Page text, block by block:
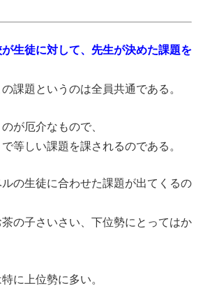
生徒に対して、先生が決めた課題を
課題というのは全員共通である。
が厄介なもので、
等しい課題を課されるのである。
の生徒に合わせた課題が出てくるの
茶の子さいさい、下位勢にとってはか
に上位勢に多い。